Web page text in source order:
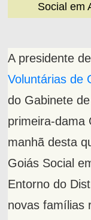
Social em
A presidente
Voluntárias de
do Gabinete
primeira-dama
manhã desta
Goiás Social
Entorno do
novas famílias